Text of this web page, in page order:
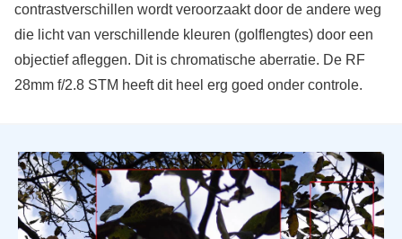
contrastverschillen wordt veroorzaakt door de andere weg
die licht van verschillende kleuren (golflengtes) door een
objectief afleggen. Dit is chromatische aberratie. De RF
28mm f/2.8 STM heeft dit heel erg goed onder controle.